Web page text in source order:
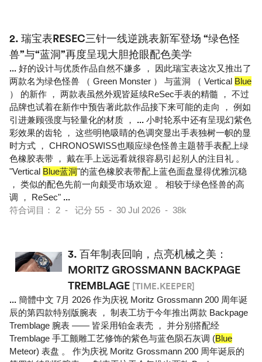
2. 瑞宝表RESEC三针一线逆跳表新军登场 “绿色怪
兽”与“蓝洞”再度呈现大胆抢眼配色美学
... 好的设计与优质作品自然不嫌多 ， 因此瑞宝表这次又推出了
两款名为绿色怪兽 （ Green Monster ） 与蓝洞 （ Vertical Blue
） 的新作 ， 两款表虽然外观皆延续ReSec手表的精髓 ， 不过
品牌也试着在新作中预告著此款作品接下来可能的走向 ， 例如
引进兼顾强度与轻量化的材质 ， ... 小时轮系中还有呈现幻紫色
彩效果的齿轮 ， 这些明艳吸睛的色调突显出手表独树一帜的显
时方式 ， CHRONOSWISS也顺应绿色怪兽主题替手表配上绿
色橡胶表带 ， 戴在手上远远看就很容易引起别人的注目礼 。
"Vertical Blue蓝洞"的蓝色橡胶表带配上蓝色面盘显得优雅沉稳
， 类似的配色先前一向颇受市场欢迎 。 相较于绿色怪兽的高
调 ， ReSec" ...
符合词目： 2 - 记分 55 - 30 Jul 2026 - 38k
3. 百年制表回响，点亮机械之美：
MORITZ GROSSMANN BACKPAGE
TREMBLAGE [TIME.KEEPER]
... 簡體中文 7月 2026 作为庆祝 Moritz Grossmann 200 周年诞
辰的第四款特别版腕表 ， 制表工坊于今年推出两款 Backpage
Tremblage 腕表 —— 皆采用铂金表壳 ， 并分别搭配经
Tremblage 手工颤雕工艺修饰的紫色与蓝色陨石灰调 (Blue
Meteor) 表盘 。 作为庆祝 Moritz Grossmann 200 周年诞辰的